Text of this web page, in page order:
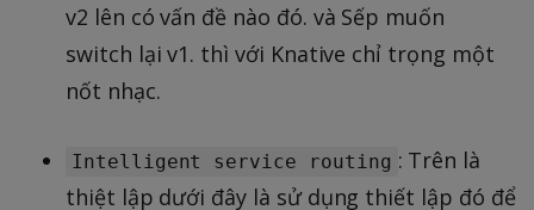
v2 lên có vấn đề nào đó. và Sếp muốn
switch lại v1. thì với Knative chỉ trọng một
nốt nhạc.
Intelligent service routing : Trên là
thiệt lập dưới đây là sử dụng thiết lập đó để